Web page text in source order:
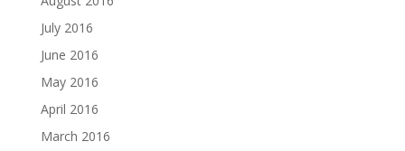
July 2016
June 2016
May 2016
April 2016
March 2016